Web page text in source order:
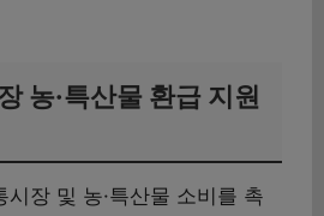
농·특산물 환급 지원
장 및 농·특산물 소비를 촉